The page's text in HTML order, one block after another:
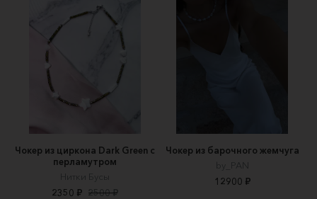
Чокер из циркона Dark Green с
перламутром
Нитки Бусы
2350 ₽ 2500 ₽
Чокер из барочного жемчуга
by_PAN
12900 ₽